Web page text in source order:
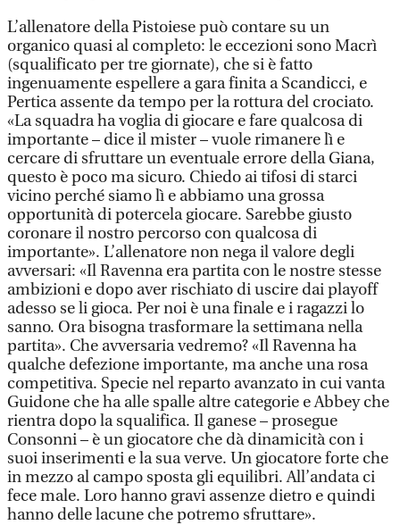
L’allenatore della Pistoiese può contare su un
organico quasi al completo: le eccezioni sono Macrì
(squalificato per tre giornate), che si è fatto
ingenuamente espellere a gara finita a Scandicci, e
Pertica assente da tempo per la rottura del crociato.
«La squadra ha voglia di giocare e fare qualcosa di
importante – dice il mister – vuole rimanere lì e
cercare di sfruttare un eventuale errore della Giana,
questo è poco ma sicuro. Chiedo ai tifosi di starci
vicino perché siamo lì e abbiamo una grossa
opportunità di potercela giocare. Sarebbe giusto
coronare il nostro percorso con qualcosa di
importante». L’allenatore non nega il valore degli
avversari: «Il Ravenna era partita con le nostre stesse
ambizioni e dopo aver rischiato di uscire dai playoff
adesso se li gioca. Per noi è una finale e i ragazzi lo
sanno. Ora bisogna trasformare la settimana nella
partita». Che avversaria vedremo? «Il Ravenna ha
qualche defezione importante, ma anche una rosa
competitiva. Specie nel reparto avanzato in cui vanta
Guidone che ha alle spalle altre categorie e Abbey che
rientra dopo la squalifica. Il ganese – prosegue
Consonni – è un giocatore che dà dinamicità con i
suoi inserimenti e la sua verve. Un giocatore forte che
in mezzo al campo sposta gli equilibri. All’andata ci
fece male. Loro hanno gravi assenze dietro e quindi
hanno delle lacune che potremo sfruttare».